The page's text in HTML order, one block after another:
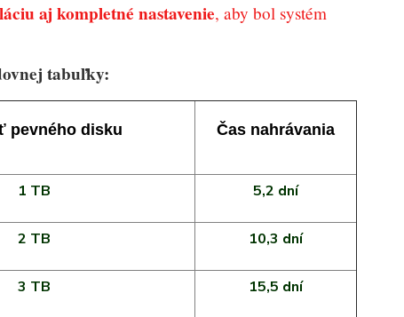
aj kompletné nastavenie, aby bol systém
tabuľky:
pevného disku Čas nahrávania
1 TB 5,2 dní
2 TB 10,3 dní
3 TB 15,5 dní